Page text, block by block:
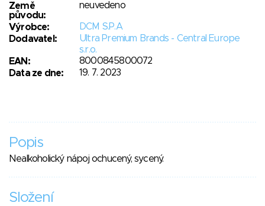
Země
původu:
neuvedeno
Výrobce:
DCM S.P.A
Dodavatel:
Ultra Premium Brands - Central Europe
s.r.o.
EAN:
8000845800072
Data ze dne:
19. 7. 2023
Popis
Nealkoholický nápoj ochucený, sycený.
Složení